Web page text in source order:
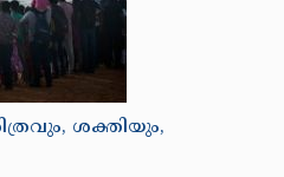
ശക്തിയും,